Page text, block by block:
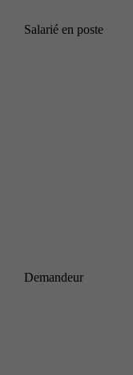
Salarié en poste
Demandeur